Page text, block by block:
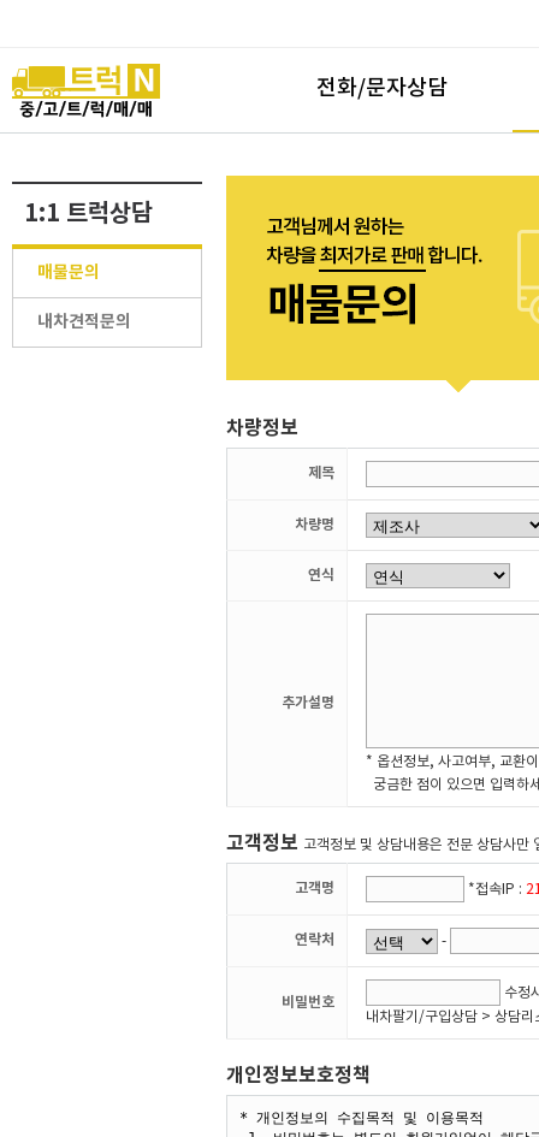
전화/문자상담
1:1 트럭상담
매물문의
내차견적문의
차량정보
제목
차량명
연식
추가설명
* 옵션정보, 사고여부, 교환
궁금한 점이 있으면 입력하
고객정보 고객정보 및 상담내용은 전문 상담사만
고객명 *접속IP :
연락처 -
비밀번호
수정
내차팔기/구입상담 > 상담리
개인정보보호정책